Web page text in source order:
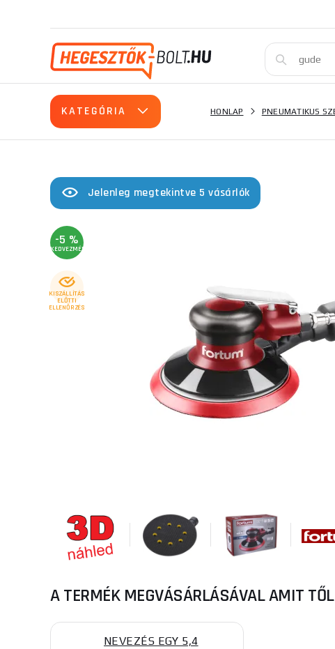
KATEGÓRIA HONLAP PNEUMATIKUS
Jelenleg megtekintve 5 vásárlók
-5 %
KEDVEZMÉNY
KISZÁLLÍTÁS
ELŐTTI
ELLENŐRZÉS
A TERMÉK MEGVÁSÁRLÁSÁVAL AMIT
NEVEZÉS EGY 5,4